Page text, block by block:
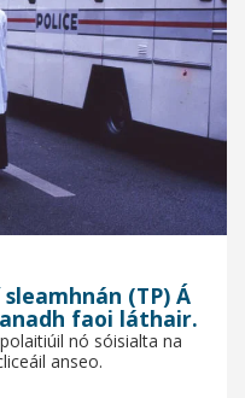
(TP) Á
faoi láthair.
nó sóisialta na
anseo.